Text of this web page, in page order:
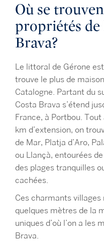
Où se
propriétés de
Brava?
Le littoral de Gérone est
trouve le plus de
Catalogne. Partant du
Costa Brava s’étend
France, à Portbou.
km d’extension, on
de Mar, Platja d’Aro,
ou Llançà, entourées
des plages tranquilles
cachées.
Ces charmants
quelques mètres de la
uniques d’où l’on a les
Brava.